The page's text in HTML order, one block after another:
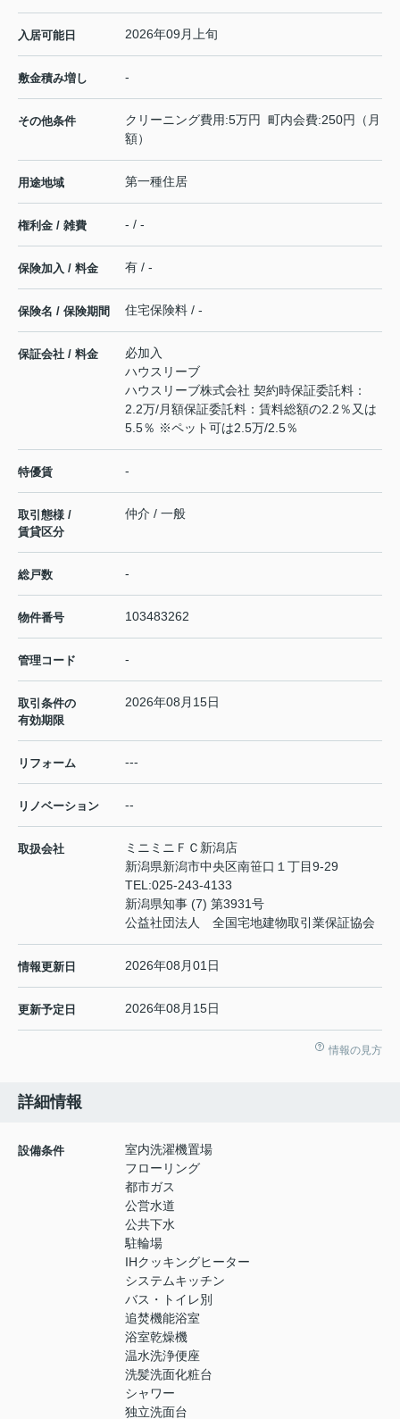
入居可能日 2026年09月上旬
敷金積み増し -
その他条件
クリーニング費用:5万円 町内会費:250円（月
額）
用途地域 第一種住居
権利金 / 雑費 - / -
保険加入 / 料金 有 / -
保険名 / 保険期間 住宅保険料 / -
保証会社 / 料金
必加入
ハウスリーブ
ハウスリーブ株式会社 契約時保証委託料：
2.2万/月額保証委託料：賃料総額の2.2％又は
5.5％ ※ペット可は2.5万/2.5％
特優賃 -
取引態様 /
賃貸区分
仲介 / 一般
総戸数 -
物件番号 103483262
管理コード -
取引条件の
有効期限
2026年08月15日
リフォーム ---
リノベーション --
取扱会社
ミニミニＦＣ新潟店
新潟県新潟市中央区南笹口１丁目9-29
TEL:025-243-4133
新潟県知事 (7) 第3931号
公益社団法人 全国宅地建物取引業保証協会
情報更新日 2026年08月01日
更新予定日 2026年08月15日
情報の見方
詳細情報
設備条件
室内洗濯機置場
フローリング
都市ガス
公営水道
公共下水
駐輪場
IHクッキングヒーター
システムキッチン
バス・トイレ別
追焚機能浴室
浴室乾燥機
温水洗浄便座
洗髪洗面化粧台
シャワー
独立洗面台